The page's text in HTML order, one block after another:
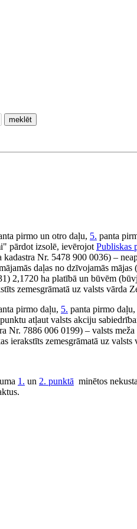
meklēt
pirmo un otro daļu, 5. panta
pārdot izsolē, ievērojot Publiskas
Nr. 5478 900 0036) –
daļas no dzīvojamās
2,1720 ha platībā un būvēm
zemesgrāmatā uz valsts vārda
pirmo daļu, 5. panta pirmo daļu,
atļaut valsts akciju
Nr. 7886 006 0199) – valsts
ierakstīts zemesgrāmatā uz
1. un 2. punktā
minētos